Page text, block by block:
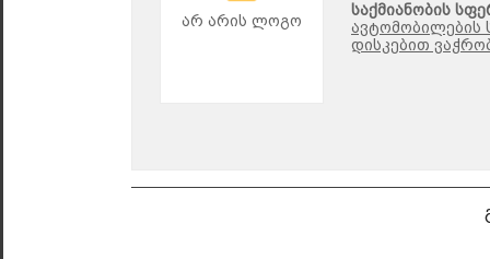
არ არის ლოგო
საქმიანობის
ავტომობილების
დისკებით